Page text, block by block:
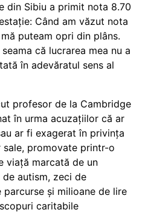
din Sibiu a primit nota 8.70
Când am văzut nota
puteam opri din plâns.
că lucrarea mea nu a
în adevăratul sens al
profesor de la Cambridge
în urma acuzațiilor că ar
ar fi exagerat în privința
sale, promovate printr-o
viață marcată de un
autism, zeci de
parcurse și milioane de lire
caritabile